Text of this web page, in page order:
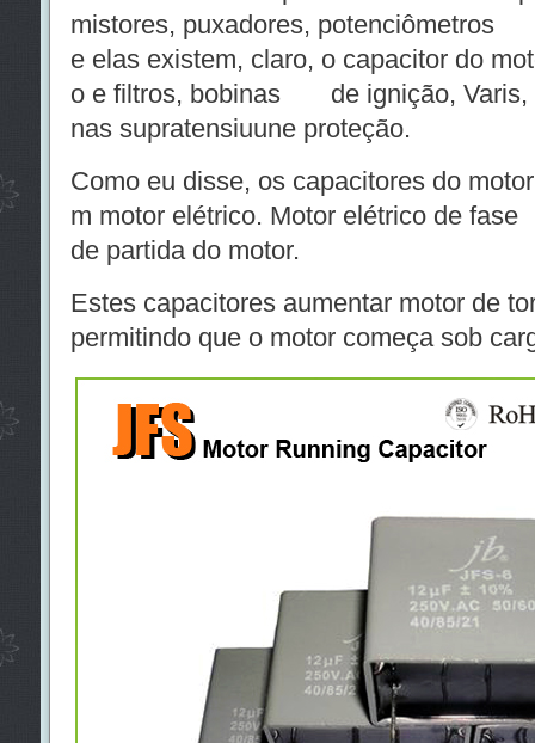
mistores, puxadores,
e elas existem, claro, o capacitor do
o e filtros, bobinas de ignição, Varis,
nas supratensiuune proteção.
Como eu disse, os capacitores do
m motor elétrico. Motor elétrico de
de partida do motor.
Estes capacitores aumentar motor de
permitindo que o motor começa sob